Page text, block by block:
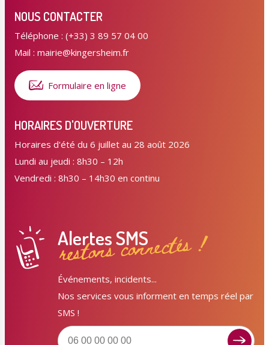
NOUS CONTACTER
Téléphone : (+33) 3 89 57 04 00
Mail : mairie@kingersheim.fr
Formulaire en ligne
HORAIRES D'OUVERTURE
Horaires d'été du 6 juillet au 28 août 2026
Lundi au jeudi : 8h30 – 12h
Vendredi : 8h30 – 14h30 en continu
Alertes SMS
restons connectés !
Événements, incidents...
Nos services vous informent en temps réel par
SMS !